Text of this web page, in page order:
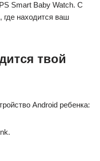
Smart Baby Watch. С
где находится ваш
твой
Android ребенка: